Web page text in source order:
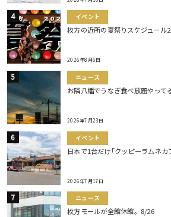
イベント
枚方の近所の夏祭りスケジュール
2026年8月6日
ニュース
お隣八幡でうなぎ食べ放題やって
2026年7月23日
イベント
日本で1台だけ｢クッピーラムネ
2026年7月17日
ニュース
枚方モールが全館休館。8/26